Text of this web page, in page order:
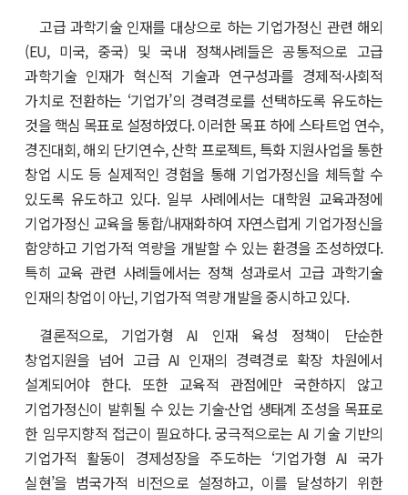
고급 과학기술 인재를 대상으로 하는 기업가정신 관련 해외
(EU, 미국, 중국) 및 국내 정책사례들은 공통적으로 고급
과학기술 인재가 혁신적 기술과 연구성과를 경제적·사회적
가치로 전환하는 ‘기업가’의 경력경로를 선택하도록 유도하는
것을 핵심 목표로 설정하였다. 이러한 목표 하에 스타트업 연수,
경진대회, 해외 단기연수, 산학 프로젝트, 특화 지원사업을 통한
창업 시도 등 실제적인 경험을 통해 기업가정신을 체득할 수
있도록 유도하고 있다. 일부 사례에서는 대학원 교육과정에
기업가정신 교육을 통합/내재화하여 자연스럽게 기업가정신을
함양하고 기업가적 역량을 개발할 수 있는 환경을 조성하였다.
특히 교육 관련 사례들에서는 정책 성과로서 고급 과학기술
인재의 창업이 아닌, 기업가적 역량 개발을 중시하고 있다.
결론적으로, 기업가형 AI 인재 육성 정책이 단순한
창업지원을 넘어 고급 AI 인재의 경력경로 확장 차원에서
설계되어야 한다. 또한 교육적 관점에만 국한하지 않고
기업가정신이 발휘될 수 있는 기술·산업 생태계 조성을 목표로
한 임무지향적 접근이 필요하다. 궁극적으로는 AI 기술 기반의
기업가적 활동이 경제성장을 주도하는 ‘기업가형 AI 국가
실현’을 범국가적 비전으로 설정하고, 이를 달성하기 위한